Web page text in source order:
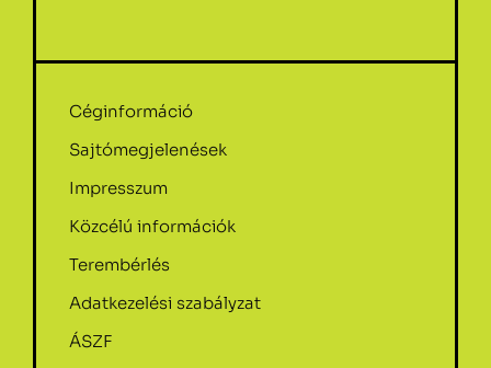
Céginformáció
Sajtómegjelenések
Impresszum
Közcélú információk
Terembérlés
Adatkezelési szabályzat
ÁSZF